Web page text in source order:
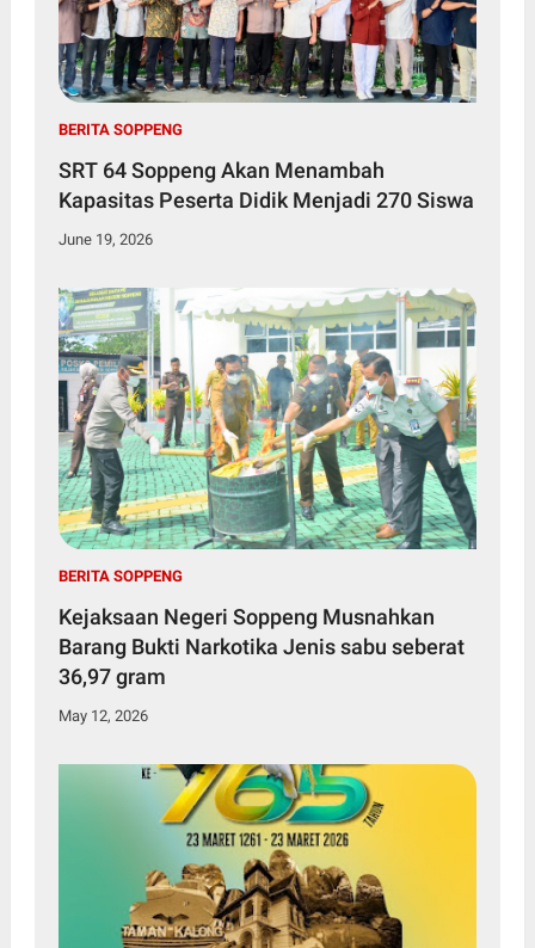
BERITA SOPPENG
SRT 64 Soppeng Akan Menambah
Kapasitas Peserta Didik Menjadi 270 Siswa
June 19, 2026
BERITA SOPPENG
Kejaksaan Negeri Soppeng Musnahkan
Barang Bukti Narkotika Jenis sabu seberat
36,97 gram
May 12, 2026